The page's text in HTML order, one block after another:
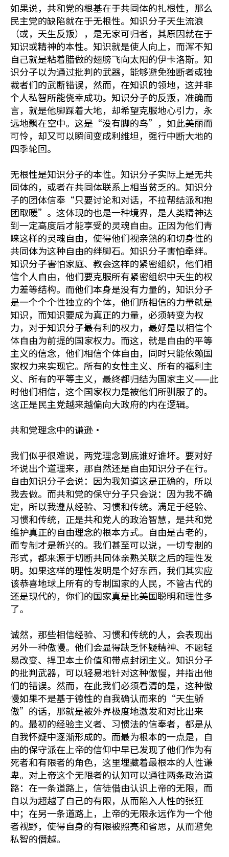
如果说，共和党的根基在于共同体的扎根性，那么
民主党的缺陷就在于无根性。知识分子天生流浪
（或，天生反叛），是无家可归者，其原因就在于
知识或精神的本性。知识就是使人向上，而浑不知
自己就是粘着腊做的翅膀飞向太阳的伊卡洛斯。知
识分子以为通过批判的武器，能够避免独断者或独
裁者们的武断错误，然而，在知识的领地，这并非
个人私智所能侥幸成功。知识分子的反叛，准确而
言，就是他脚踩着大地，却希望克服地心引力，永
远地飘在空中。这是“没有脚的鸟”，如此美丽而
可怜，却又可以瞬间变成利维坦，强行中断大地的
四季轮回。
无根性是知识分子的本性。知识分子实际上是无共
同体的，或者在共同体联系上相当贫乏的。知识分
子的团体信奉“只要讨论和对话，不拉帮结派和抱
团取暖”。这体现的也是一种境界，是人类精神达
到一定高度后才能享受的灵魂自由。正因为他们青
睐这样的灵魂自由，使得他们视亲熟的和切身性的
共同体为这种自由的绊脚石。知识分子害怕牵绊。
知识分子害怕家庭、教会这样的紧密组织，他们相
信个人自由，他们要克服所有紧密组织中天生的权
力差等结构。而他们本身是没有力量的，知识分子
是一个个个性独立的个体，他们所相信的力量就是
知识，而知识要成为真正的力量，必须转变为权
力，对于知识分子最有利的权力，最好是以相信个
体自由为前提的国家权力。而这，就是自由的平等
主义的信念，他们相信个体自由，同时只能依赖国
家权力来实现它。所有的女性主义、所有的福利主
义、所有的平等主义，最终都归结为国家主义——此
时他们相信，这个国家权力是被他们所驯服了的。
这正是民主党越来越偏向大政府的内在逻辑。
共和党理念中的谦逊·
我们似乎很难说，两党理念到底谁好谁坏。要对好
坏说出个道理来，那自然还是自由知识分子在行。
自由知识分子会说：因为我知道这是正确的，所以
我去做。而共和党的保守分子只会说：因为我不确
定，所以我遵从经验、习惯和传统。满足于经验、
习惯和传统，正是共和党人的政治智慧，是共和党
维护真正的自由理念的根本方式。自由是古老的，
而专制才是新兴的。我们甚至可以说，一切专制的
形式，都来源于切断共同体亲熟关联之后的理性发
明。如果这样的理性发明是个好东西，我们其实应
该恭喜地球上所有的专制国家的人民，不管古代的
还是现代的，你们的国家真是比美国聪明和理性多
了。
诚然，那些相信经验、习惯和传统的人，会表现出
另外一种傲慢。他们会显得缺乏怀疑精神、不愿轻
易改变、捍卫本土价值和带点封闭主义。知识分子
的批判武器，可以轻易地针对这种傲慢，并指出他
们的错误。然而，在此我们必须看清的是，这种傲
慢如果不是基于德性的自我确认而来的“天生骄
傲”的话，那就是被外界极度地激发和对比出来
的。最初的经验主义者、习惯法的信奉者，都是从
自我怀疑中逐渐形成的。而最为根本的一点是，自
由的保守派在上帝的信仰中早已发现了他们作为有
死者和有限者的角色，这里埋藏着最根本的人性谦
卑。对上帝这个无限者的认知可以通往两条政治道
路：在一条道路上，信徒借由认识上帝的无限，而
自以为超越了自己的有限，从而陷入人性的张狂
中；在另一条道路上，上帝的无限永远作为一个他
者视野，使得自身的有限被照亮和省思，从而避免
私智的僭越。